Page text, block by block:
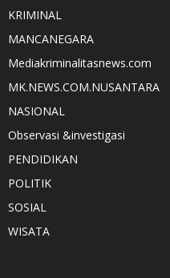
KRIMINAL
MANCANEGARA
Mediakriminalitasnews.com
MK.NEWS.COM.NUSANTARA
NASIONAL
Observasi &investigasi
PENDIDIKAN
POLITIK
SOSIAL
WISATA